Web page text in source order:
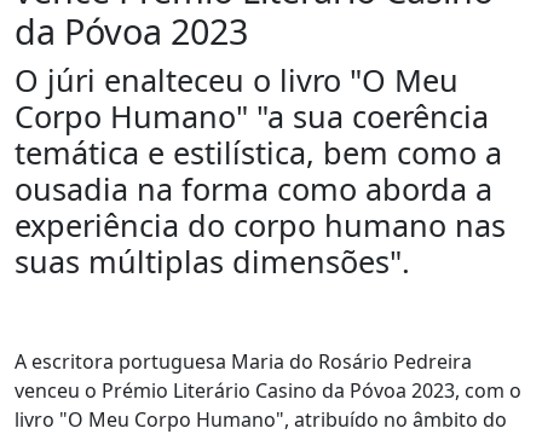
da Póvoa 2023
O júri enalteceu o livro "O Meu
Corpo Humano" "a sua coerência
temática e estilística, bem como a
ousadia na forma como aborda a
experiência do corpo humano nas
suas múltiplas dimensões".
A escritora portuguesa Maria do Rosário Pedreira
venceu o Prémio Literário Casino da Póvoa 2023, com o
livro "O Meu Corpo Humano", atribuído no âmbito do